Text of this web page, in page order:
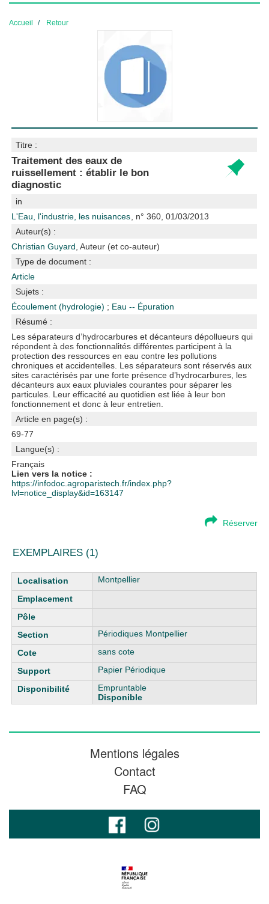
Accueil Retour
Titre :
Traitement des eaux de
ruissellement : établir le bon
diagnostic
in
L'Eau, l'industrie, les nuisances , n° 360, 01/03/2013
Auteur(s) :
Christian Guyard , Auteur (et co-auteur)
Type de document :
Article
Sujets :
Écoulement (hydrologie) ; Eau -- Épuration
Résumé :
Les séparateurs d’hydrocarbures et décanteurs dépollueurs qui
répondent à des fonctionnalités différentes participent à la
protection des ressources en eau contre les pollutions
chroniques et accidentelles. Les séparateurs sont réservés aux
sites caractérisés par une forte présence d’hydrocarbures, les
décanteurs aux eaux pluviales courantes pour séparer les
particules. Leur efficacité au quotidien est liée à leur bon
fonctionnement et donc à leur entretien.
Article en page(s) :
69-77
Langue(s) :
Français
Lien vers la notice :
https://infodoc.agroparistech.fr/index.php?
lvl=notice_display&id=163147
Réserver
EXEMPLAIRES (1)
Liste des exemplaires Montpellier
Périodiques Montpellier
sans cote
Papier Périodique
Empruntable
Disponible
Mentions légales
Contact
FAQ